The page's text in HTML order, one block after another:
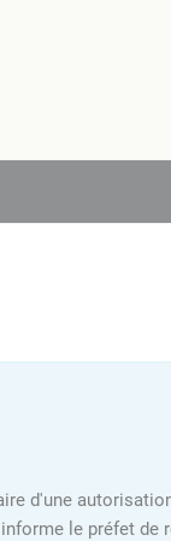
d'une
le préfet de